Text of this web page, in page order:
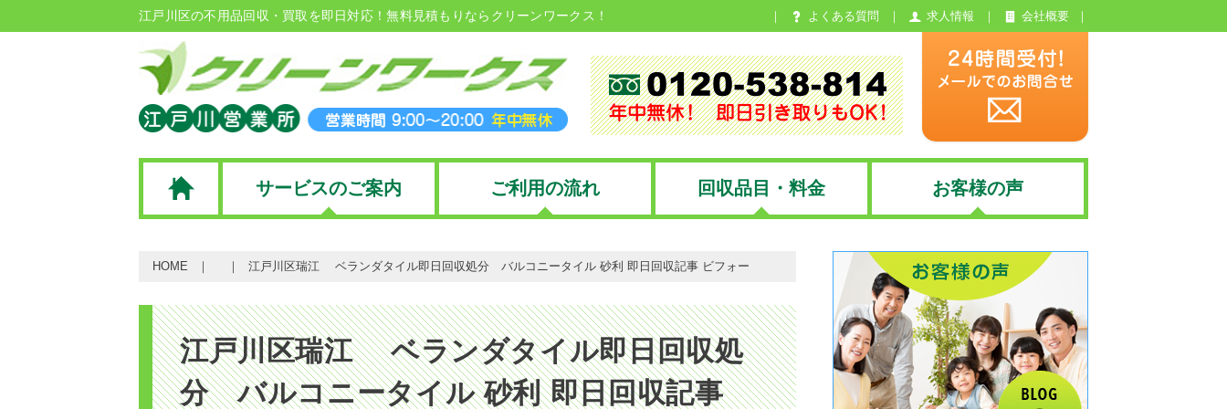
江戸川区の不用品回収・買取を即日対応！無料見積もりならクリーンワークス！ よくある質問 求人情報 会社概要
サービスのご案内 ご利用の流れ 回収品目・料金 お客様の声
HOME 江戸川区瑞江 ベランダタイル即日回収処分 バルコニータイル 砂利 即日回収記事 ビフォー
江戸川区瑞江 ベランダタイル即日回収処
分 バルコニータイル 砂利 即日回収記事